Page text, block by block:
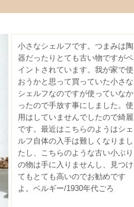
小さなシェルフです。つまみは陶
器だったりとても古い物ですがペ
イントされています。我が家で使
おうかと思って買っていた小さな
シェルフなのですが使っていなか
ったので手放す事にしました。使
用はしていませんでしたので綺麗
です。最近はこちらのようはシェ
ルフ自体の入手は難しくなりまし
たし、こちらのような古い小ぶり
の物は手に入りませんし、見つけ
てもとても高いのでお勧めです
よ。ベルギー/1930年代ごろ